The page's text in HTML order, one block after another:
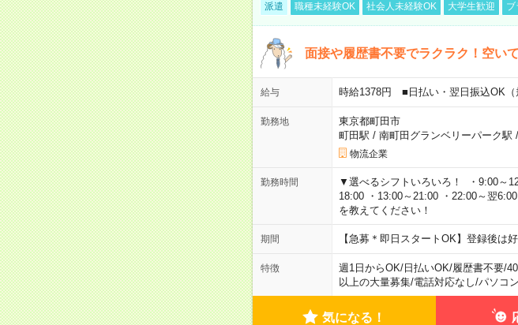
派遣 職種未経験OK 社会人未経験OK 大学生歓迎 ブ
面接や履歴書不要でラクラク！空い
給与 時給1378円 ■日払い・翌日振込OK（
勤務地
東京都町田市
町田駅 / 南町田グランベリーパーク駅 /
物流企業
勤務時間
▼選べるシフトいろいろ！ ・9:00～
18:00 ・13:00～21:00 ・22:00～翌
を教えてください！
期間 【急募＊即日スタートOK】登録後は
特徴 週1日からOK/日払いOK/履歴書不要/
以上の大量募集/電話対応なし/パソコ
気になる！